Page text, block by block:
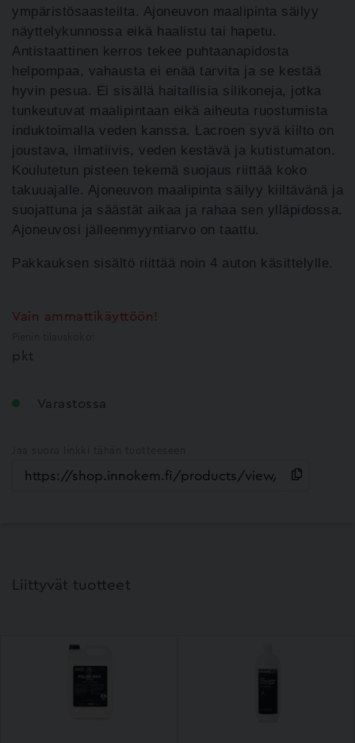
ympäristösaasteilta. Ajoneuvon maalipinta säilyy
näyttelykunnossa eikä haalistu tai hapetu.
Antistaattinen kerros tekee puhtaanapidosta
helpompaa, vahausta ei enää tarvita ja se kestää
hyvin pesua. Ei sisällä haitallisia silikoneja, jotka
tunkeutuvat maalipintaan eikä aiheuta ruostumista
induktoimalla veden kanssa. Lacroen syvä kiilto on
joustava, ilmatiivis, veden kestävä ja kutistumaton.
Koulutetun pisteen tekemä suojaus riittää koko
takuuajalle. Ajoneuvon maalipinta säilyy kiiltävänä ja
suojattuna ja säästät aikaa ja rahaa sen ylläpidossa.
Ajoneuvosi jälleenmyyntiarvo on taattu.
Pakkauksen sisältö riittää noin 4 auton käsittelylle.
Vain ammattikäyttöön!
pkt
Varastossa
Liittyvät tuotteet